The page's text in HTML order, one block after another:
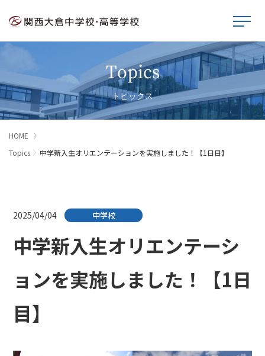
Topics
トピックス
HOME
Topics
中学新入生オリエンテーションを実施しました！【1日目】
2025/04/04 中学校
中学新入生オリエンテーシ
ョンを実施しました！【1日
目】